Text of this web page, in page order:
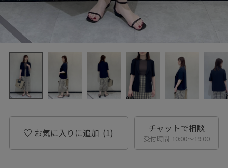
お気に入りに追加 (1) チャットで相談
受付時間 10:00〜19:00